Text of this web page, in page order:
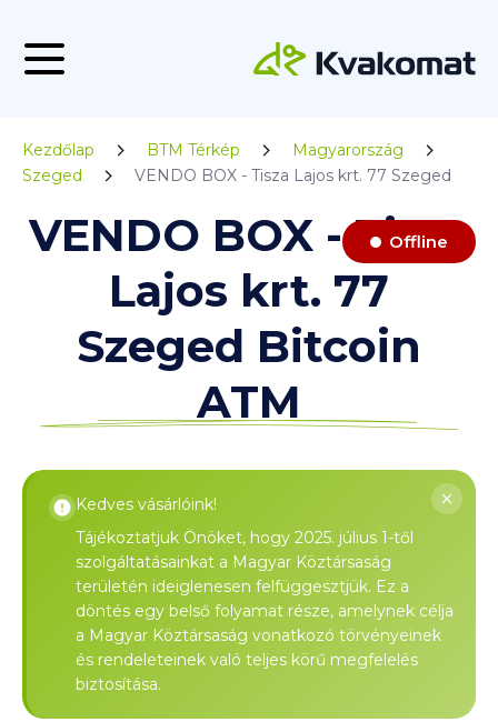
Kezdőlap BTM Térkép
Magyarország
Szeged
VENDO BOX - Tisza Lajos krt. 77 Szeged
VENDO BOX - Tisza
Lajos krt. 77
Szeged Bitcoin
ATM
Offline
Kedves vásárlóink!
Tájékoztatjuk Önöket, hogy 2025. július 1-től
szolgáltatásainkat a Magyar Köztársaság
területén ideiglenesen felfüggesztjük. Ez a
döntés egy belső folyamat része, amelynek célja
a Magyar Köztársaság vonatkozó törvényeinek
és rendeleteinek való teljes körű megfelelés
biztosítása.